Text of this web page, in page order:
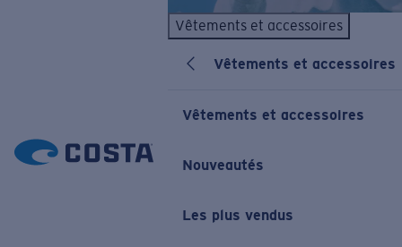
Vêtements et accessoires
Vêtements et accessoires
Vêtements et accessoires
Nouveautés
Les plus vendus